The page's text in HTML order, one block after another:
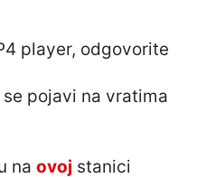
player, odgovorite
pojavi na vratima
na ovoj stanici